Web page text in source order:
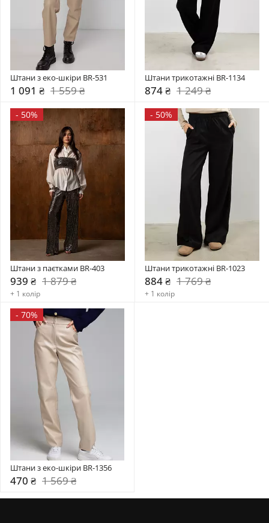
Штани з еко-шкіри BR-531
1 091 ₴ 1 559 ₴
Штани трикотажні BR-1134
874 ₴ 1 249 ₴
- 50%
Штани з паєтками BR-403
939 ₴ 1 879 ₴
+ 1 колір
- 50%
Штани трикотажні BR-1023
884 ₴ 1 769 ₴
+ 1 колір
- 70%
Штани з еко-шкіри BR-1356
470 ₴ 1 569 ₴